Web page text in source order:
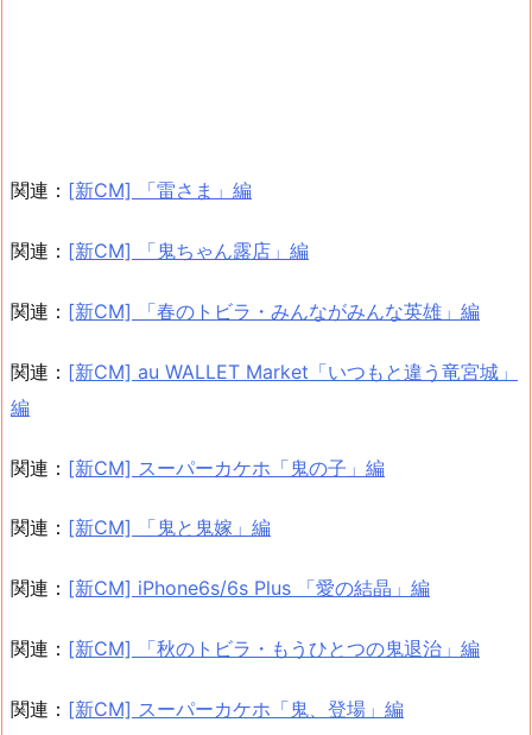
関連： [新CM] 「雷さま」編
関連： [新CM] 「鬼ちゃん露店」編
関連： [新CM] 「春のトビラ・みんながみんな英雄」編
関連： [新CM] au WALLET Market「いつもと違う竜宮城」
編
関連： [新CM] スーパーカケホ「鬼の子」編
関連： [新CM] 「鬼と鬼嫁」編
関連： [新CM] iPhone6s/6s Plus 「愛の結晶」編
関連： [新CM] 「秋のトビラ・もうひとつの鬼退治」編
関連： [新CM] スーパーカケホ「鬼、登場」編